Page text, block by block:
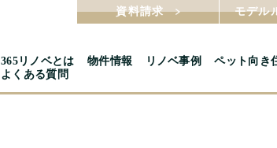
資料請求 モデル
365リノベとは 物件情報 リノベ事例 ペット向き
よくある質問